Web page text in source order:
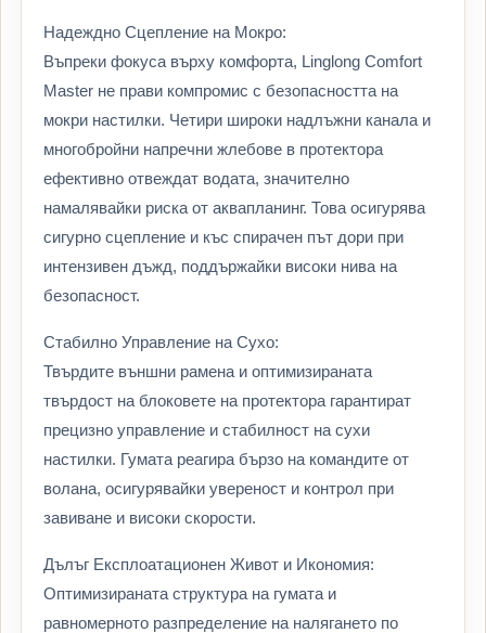
Надеждно Сцепление на Мокро:
Въпреки фокуса върху комфорта, Linglong Comfort
Master не прави компромис с безопасността на
мокри настилки. Четири широки надлъжни канала и
многобройни напречни жлебове в протектора
ефективно отвеждат водата, значително
намалявайки риска от аквапланинг. Това осигурява
сигурно сцепление и къс спирачен път дори при
интензивен дъжд, поддържайки високи нива на
безопасност.
Стабилно Управление на Сухо:
Твърдите външни рамена и оптимизираната
твърдост на блоковете на протектора гарантират
прецизно управление и стабилност на сухи
настилки. Гумата реагира бързо на командите от
волана, осигурявайки увереност и контрол при
завиване и високи скорости.
Дълъг Експлоатационен Живот и Икономия:
Оптимизираната структура на гумата и
равномерното разпределение на налягането по